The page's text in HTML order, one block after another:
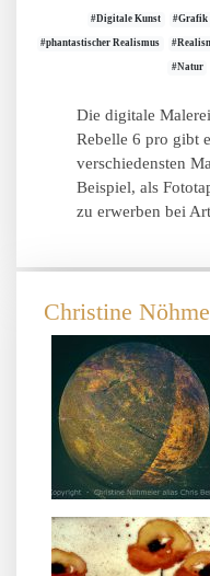
#Digitale Kunst #Grafik
#phantastischer Realismus
#Natur
Die digitale
Rebelle 6 pro gibt
verschiedensten
Beispiel, als
zu erwerben bei
Christine